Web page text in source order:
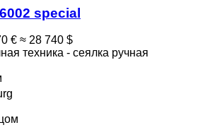
special
€ ≈ 28 740 $
техника - сеялка ручная